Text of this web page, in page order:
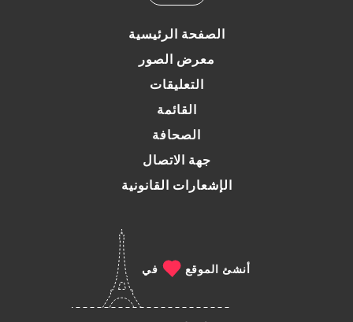
الصفحة الرئيسية
معرض الصور
التعليقات
القائمة
الصحافة
جهة الاتصال
الإشعارات القانونية
أنشئ الموقع في